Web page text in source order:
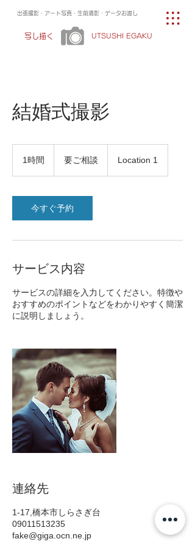
出張撮影・アート写真・生前遺影・データお渡し
写し描く UTSUSHI EGAKU
結婚式撮影
1時間 要ご相談 Location 1
今すぐ予約
サービス内容
サービスの詳細を入力してください。特徴や
おすすめのポイントなどをわかりやすく簡潔
に説明しましょう。
連絡先
1-17,橋本市しらさぎ台
09011513235
fake@giga.ocn.ne.jp